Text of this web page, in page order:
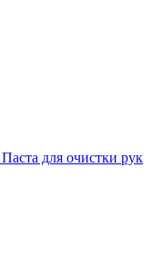
Паста для очистки рук